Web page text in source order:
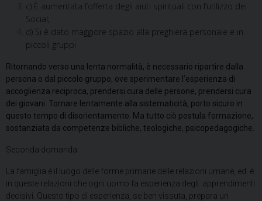
c) È aumentata l’offerta degli aiuti spirituali con l’utilizzo dei
Social;
d) Si è dato maggiore spazio alla preghiera personale e in
piccoli gruppi
Ritornando verso una lenta normalità, è necessario ripartire dalla
persona o dal piccolo gruppo, ove sperimentare l’esperienza di
accoglienza reciproca, prendersi cura delle persone, prendersi cura
dei giovani. Tornare lentamente alla sistematicità, porto sicuro in
questo tempo di disorientamento. Ma tutto ciò postula formazione,
sostanziata da competenze bibliche, teologiche, psicopedagogiche.
Seconda domanda
La famiglia è il luogo delle forme primarie delle relazioni umane, ed è
in queste relazioni che ogni uomo fa esperienza degli apprendimenti
decisivi. Questo tipo di esperienza, se ben vissuta, prepara un